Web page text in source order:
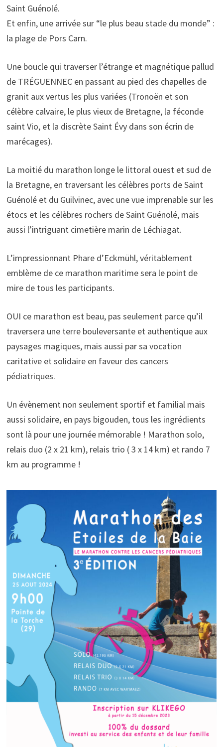
Saint Guénolé.
Et enfin, une arrivée sur “le plus beau stade du monde” :
la plage de Pors Carn.
Une boucle qui traverser l’étrange et magnétique pallud
de TRÉGUENNEC en passant au pied des chapelles de
granit aux vertus les plus variées (Tronoën et son
célèbre calvaire, le plus vieux de Bretagne, la féconde
saint Vio, et la discrète Saint Évy dans son écrin de
marécages).
La moitié du marathon longe le littoral ouest et sud de
la Bretagne, en traversant les célèbres ports de Saint
Guénolé et du Guilvinec, avec une vue imprenable sur les
étocs et les célèbres rochers de Saint Guénolé, mais
aussi l’intriguant cimetière marin de Léchiagat.
L’impressionnant Phare d’Eckmühl, véritablement
emblème de ce marathon maritime sera le point de
mire de tous les participants.
OUI ce marathon est beau, pas seulement parce qu’il
traversera une terre bouleversante et authentique aux
paysages magiques, mais aussi par sa vocation
caritative et solidaire en faveur des cancers
pédiatriques.
Un évènement non seulement sportif et familial mais
aussi solidaire, en pays bigouden, tous les ingrédients
sont là pour une journée mémorable ! Marathon solo,
relais duo (2 x 21 km), relais trio ( 3 x 14 km) et rando 7
km au programme !